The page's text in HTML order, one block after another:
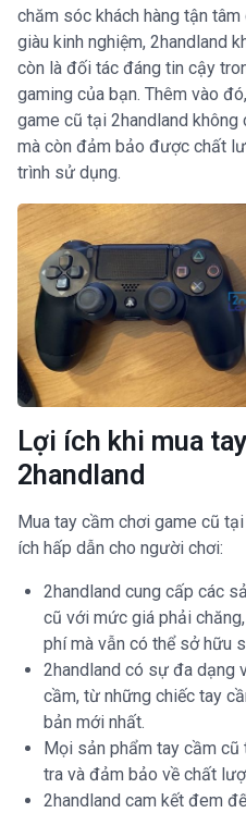
chăm sóc khách hàng tận
giàu kinh nghiệm, 2handland
còn là đối tác đáng tin cậy
gaming của bạn. Thêm vào
game cũ tại 2handland
mà còn đảm bảo được chất
trình sử dụng.
Lợi ích khi mua
2handland
Mua tay cầm chơi game cũ
ích hấp dẫn cho người chơi:
2handland cung cấp các
cũ với mức giá phải
phí mà vẫn có thể sở hữu
2handland có sự đa dạng
cầm, từ những chiếc tay
bản mới nhất.
Mọi sản phẩm tay cầm
tra và đảm bảo về chất
2handland cam kết đem